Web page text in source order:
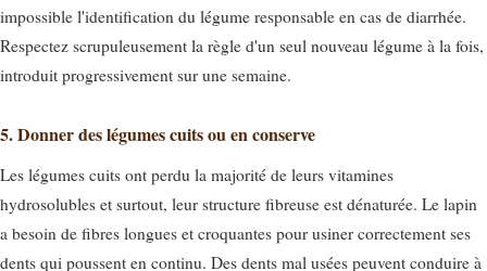
impossible l'identification du légume responsable en cas de diarrhée.
Respectez scrupuleusement la règle d'un seul nouveau légume à la fois,
introduit progressivement sur une semaine.
5. Donner des légumes cuits ou en conserve
Les légumes cuits ont perdu la majorité de leurs vitamines
hydrosolubles et surtout, leur structure fibreuse est dénaturée. Le lapin
a besoin de fibres longues et croquantes pour usiner correctement ses
dents qui poussent en continu. Des dents mal usées peuvent conduire à